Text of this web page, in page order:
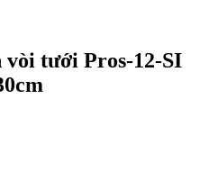
vòi tưới Pros-12-SI